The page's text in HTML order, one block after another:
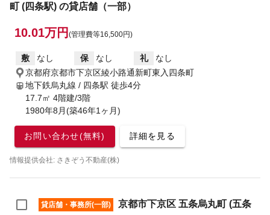
町 (四条駅) の貸店舗（一部）
10.01万円 (管理費等16,500円)
敷 なし 保 なし 礼
なし
京都府京都市下京区綾小路通新町東入四条町
地下鉄烏丸線 / 四条駅 徒歩4分
17.7㎡ 4階建/3階
1980年8月(築46年1ヶ月)
お問い合わせ(無料) 詳細を見る
情報提供会社: さきぞう不動産(株)
貸店舗・事務所(一部) 京都市下京区 五条烏丸町 (五条